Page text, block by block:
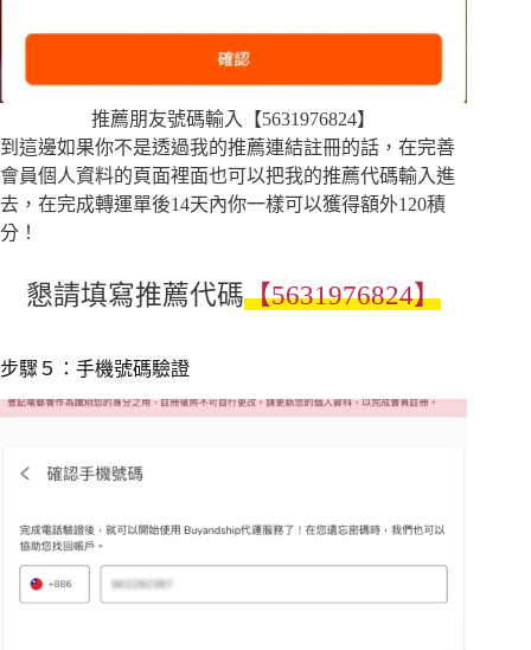
推薦朋友號碼輸入【5631976824】
到這邊如果你不是透過我的推薦連結註冊的話，在完善
會員個人資料的頁面裡面也可以把我的推薦代碼輸入進
去，在完成轉運單後14天內你一樣可以獲得額外120積
分！
懇請填寫推薦代碼【5631976824】
步驟５：手機號碼驗證